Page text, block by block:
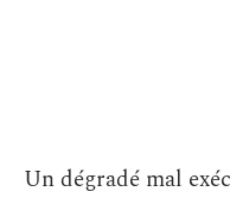
Un dégradé mal